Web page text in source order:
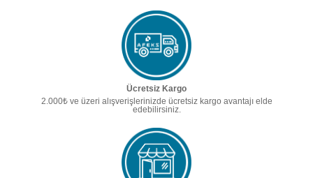
Ücretsiz Kargo
2.000₺ ve üzeri alışverişlerinizde ücretsiz kargo avantajı elde
edebilirsiniz.